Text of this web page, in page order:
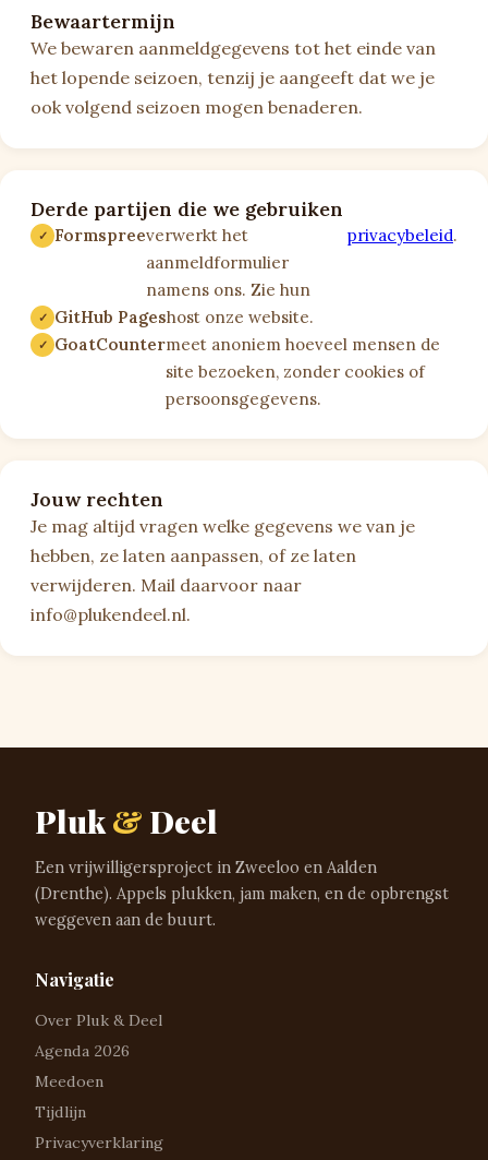
Bewaartermijn
We bewaren aanmeldgegevens tot het einde van
het lopende seizoen, tenzij je aangeeft dat we je
ook volgend seizoen mogen benaderen.
Derde partijen die we gebruiken
Formspreeverwerkt het
aanmeldformulier
namens ons. Zie hun
privacybeleid.
GitHub Pageshost onze website.
GoatCountermeet anoniem hoeveel mensen de
site bezoeken, zonder cookies of
persoonsgegevens.
Jouw rechten
Je mag altijd vragen welke gegevens we van je
hebben, ze laten aanpassen, of ze laten
verwijderen. Mail daarvoor naar
info@plukendeel.nl.
Pluk& Deel
Een vrijwilligersproject in Zweeloo en Aalden
(Drenthe). Appels plukken, jam maken, en de opbrengst
weggeven aan de buurt.
Navigatie
Over Pluk & Deel
Agenda 2026
Meedoen
Tijdlijn
Privacyverklaring